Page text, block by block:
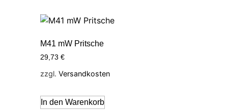
M41 mW Pritsche
29,73 €
zzgl. Versandkosten
In den Warenkorb